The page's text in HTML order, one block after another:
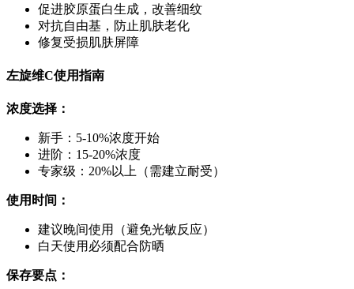
促进胶原蛋白生成，改善细纹
对抗自由基，防止肌肤老化
修复受损肌肤屏障
左旋维C使用指南
浓度选择：
新手：5-10%浓度开始
进阶：15-20%浓度
专家级：20%以上（需建立耐受）
使用时间：
建议晚间使用（避免光敏反应）
白天使用必须配合防晒
保存要点：